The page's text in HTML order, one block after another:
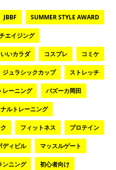
JBBF SUMMER STYLE AWARD
エイジング
いカラダ コスプレ コミケ
ジュラシックカップ ストレッチ
レーニング バズーカ岡田
ルトレーニング
フィットネス プロテイン
ディビル マッスルゲート
ンニング 初心者向け